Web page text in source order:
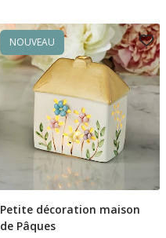
NOUVEAU
Ajouter Au Panier
Petite décoration maison
de Pâques